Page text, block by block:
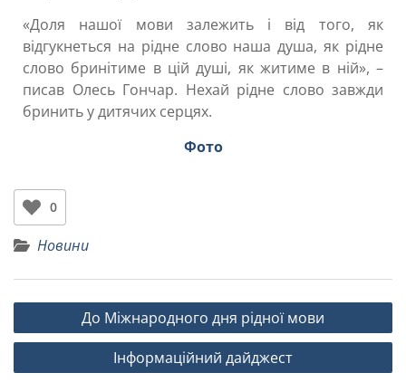
«Доля нашої мови залежить і від того, як
відгукнеться на рідне слово наша душа, як рідне
слово бринітиме в цій душі, як житиме в ній», –
писав Олесь Гончар. Нехай рідне слово завжди
бринить у дитячих серцях.
Фото
0
Новини
До Міжнародного дня рідної мови
Інформаційний дайджест